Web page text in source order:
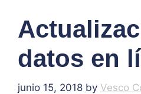
datos en
junio 15, 2018 by Vesco